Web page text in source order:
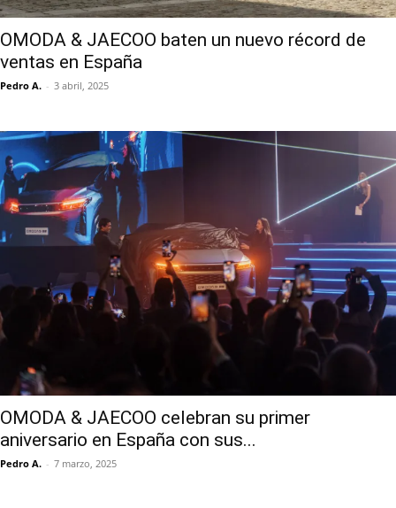
OMODA & JAECOO baten un nuevo récord de
ventas en España
Pedro A. - 3 abril, 2025
OMODA & JAECOO celebran su primer
aniversario en España con sus...
Pedro A. - 7 marzo, 2025